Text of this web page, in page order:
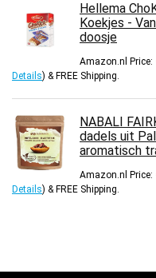
Hellema
Koekjes -
doosje
Amazon.nl Price:
Details) & FREE Shipping.
NABALI
dadels uit
aromatisch
Amazon.nl Price:
Details) & FREE Shipping.